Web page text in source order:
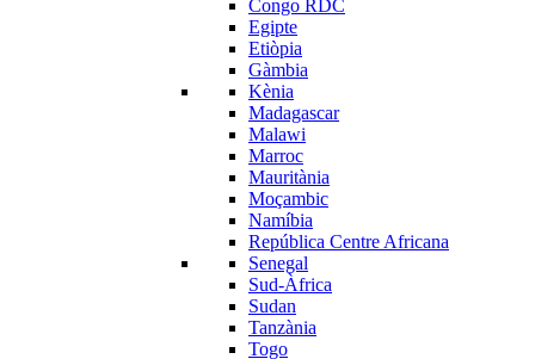
Congo RDC
Egipte
Etiòpia
Gàmbia
Kènia
Madagascar
Malawi
Marroc
Mauritània
Moçambic
Namíbia
República Centre Africana
Senegal
Sud-Àfrica
Sudan
Tanzània
Togo